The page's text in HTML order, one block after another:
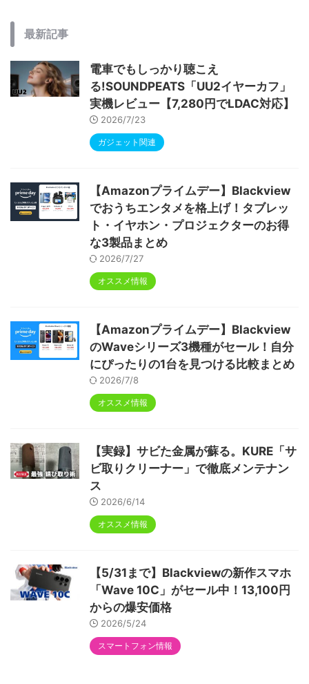
最新記事
電車でもしっかり聴こえ
る!SOUNDPEATS「UU2イヤーカフ」
実機レビュー【7,280円でLDAC対応】
2026/7/23
ガジェット関連
【Amazonプライムデー】Blackview
でおうちエンタメを格上げ！タブレッ
ト・イヤホン・プロジェクターのお得
な3製品まとめ
2026/7/27
オススメ情報
【Amazonプライムデー】Blackview
のWaveシリーズ3機種がセール！自分
にぴったりの1台を見つける比較まとめ
2026/7/8
オススメ情報
【実録】サビた金属が蘇る。KURE「サ
ビ取りクリーナー」で徹底メンテナン
ス
2026/6/14
オススメ情報
【5/31まで】Blackviewの新作スマホ
「Wave 10C」がセール中！13,100円
からの爆安価格
2026/5/24
スマートフォン情報